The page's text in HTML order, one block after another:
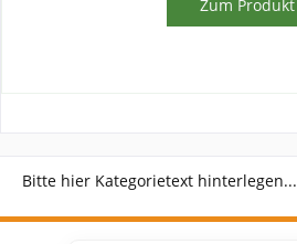
Zum Produkt
Bitte hier Kategorietext hinterlegen...